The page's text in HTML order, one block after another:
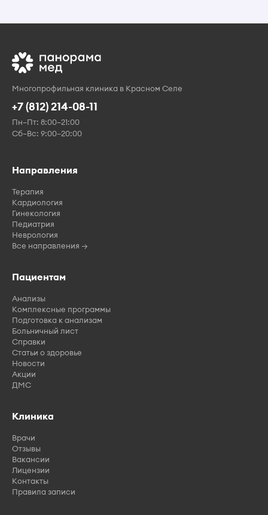
Многопрофильная клиника в Красном Селе
+7 (812) 214-08-11
Пн–Пт: 8:00–21:00
Сб–Вс: 9:00–20:00
Направления
Терапия
Кардиология
Гинекология
Педиатрия
Неврология
Все направления →
Пациентам
Анализы
Комплексные программы
Подготовка к анализам
Больничный лист
Справки
Статьи о здоровье
Новости
Акции
ДМС
Клиника
Врачи
Отзывы
Вакансии
Лицензии
Контакты
Правила записи